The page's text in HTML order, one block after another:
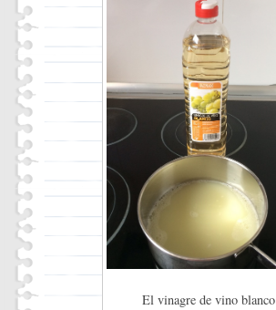
El vinagre de vino blanco